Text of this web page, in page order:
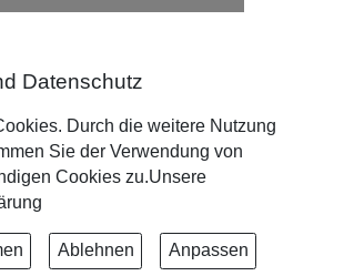
oben ⇪
Datenschutz
Durch die weitere Nutzung
Sie der Verwendung von
Cookies zu.Unsere
Ablehnen Anpassen